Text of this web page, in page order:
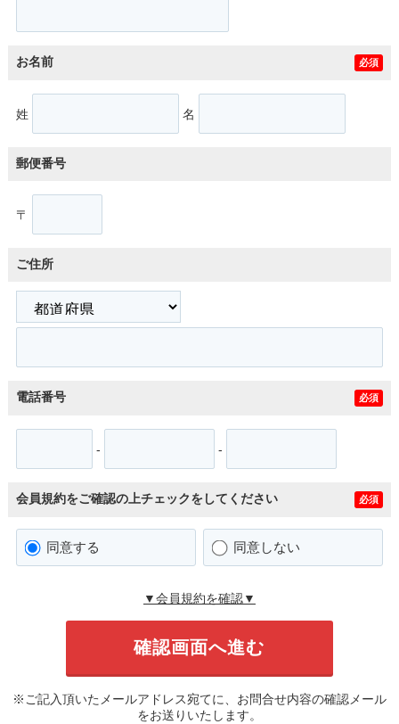
お名前 必須
姓 名
郵便番号
〒
ご住所
電話番号 必須
- -
会員規約をご確認の上チェックをしてください 必須
同意する 同意しない
▼会員規約を確認▼
※ご記入頂いたメールアドレス宛てに、お問合せ内容の確認メール
をお送りいたします。